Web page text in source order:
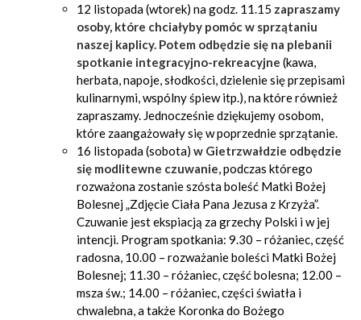
12 listopada (wtorek) na godz. 11.15 zapraszamy
osoby, które chciałyby pomóc w sprzątaniu
naszej kaplicy. Potem odbędzie się na plebanii
spotkanie integracyjno-rekreacyjne (kawa,
herbata, napoje, słodkości, dzielenie się przepisami
kulinarnymi, wspólny śpiew itp.), na które również
zapraszamy. Jednocześnie dziękujemy osobom,
które zaangażowały się w poprzednie sprzątanie.
16 listopada (sobota) w Gietrzwałdzie odbędzie
się modlitewne czuwanie, podczas którego
rozważona zostanie szósta boleść Matki Bożej
Bolesnej „Zdjęcie Ciała Pana Jezusa z Krzyża”.
Czuwanie jest ekspiacją za grzechy Polski i w jej
intencji. Program spotkania: 9.30 – różaniec, część
radosna, 10.00 – rozważanie boleści Matki Bożej
Bolesnej; 11.30 – różaniec, część bolesna; 12.00 –
msza św.; 14.00 – różaniec, części światła i
chwalebna, a także Koronka do Bożego